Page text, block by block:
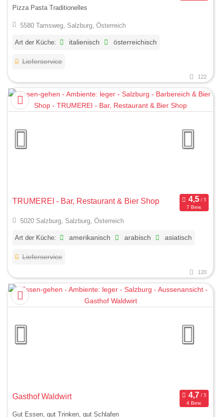
Pizza Pasta Traditionelles
5580 Tamsweg, Salzburg, Österreich
Art der Küche: italienisch österreichisch
Lieferservice
122
TRUMEREI - Bar, Restaurant & Bier Shop
7 Bew.
5020 Salzburg, Salzburg, Österreich
Art der Küche: amerikanisch arabisch asiatisch
Lieferservice
120
Gasthof Waldwirt
4 Bew.
Gut Essen, gut Trinken, gut Schlafen